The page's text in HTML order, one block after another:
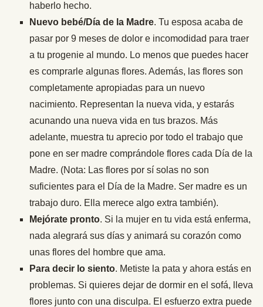
haberlo hecho.
Nuevo bebé/Día de la Madre. Tu esposa acaba de
pasar por 9 meses de dolor e incomodidad para traer
a tu progenie al mundo. Lo menos que puedes hacer
es comprarle algunas flores. Además, las flores son
completamente apropiadas para un nuevo
nacimiento. Representan la nueva vida, y estarás
acunando una nueva vida en tus brazos. Más
adelante, muestra tu aprecio por todo el trabajo que
pone en ser madre comprándole flores cada Día de la
Madre. (Nota: Las flores por sí solas no son
suficientes para el Día de la Madre. Ser madre es un
trabajo duro. Ella merece algo extra también).
Mejórate pronto. Si la mujer en tu vida está enferma,
nada alegrará sus días y animará su corazón como
unas flores del hombre que ama.
Para decir lo siento. Metiste la pata y ahora estás en
problemas. Si quieres dejar de dormir en el sofá, lleva
flores junto con una disculpa. El esfuerzo extra puede